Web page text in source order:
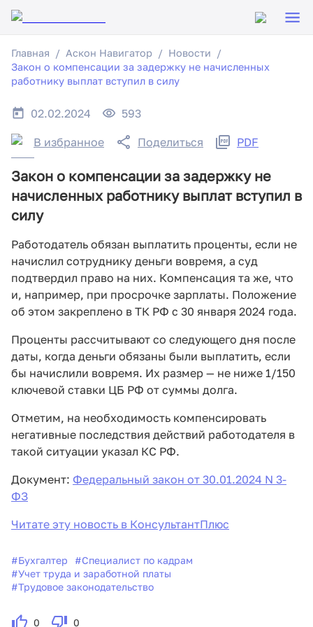
Главная Аскон Навигатор
Новости
Закон о компенсации за задержку не начисленных
работнику выплат вступил в силу
02.02.2024 593
В избранное Поделиться PDF
Закон о компенсации за задержку не
начисленных работнику выплат вступил в
силу
Работодатель обязан выплатить проценты, если не
начислил сотруднику деньги вовремя, а суд
подтвердил право на них. Компенсация та же, что
и, например, при просрочке зарплаты. Положение
об этом закреплено в ТК РФ с 30 января 2024 года.
Проценты рассчитывают со следующего дня после
даты, когда деньги обязаны были выплатить, если
бы начислили вовремя. Их размер — не ниже 1/150
ключевой ставки ЦБ РФ от суммы долга.
Отметим, на необходимость компенсировать
негативные последствия действий работодателя в
такой ситуации указал КС РФ.
Документ: Федеральный закон от 30.01.2024 N 3-
ФЗ
Читате эту новость в КонсультантПлюс
#Бухгалтер #Специалист по кадрам
#Учет труда и заработной платы
#Трудовое законодательство
0 0